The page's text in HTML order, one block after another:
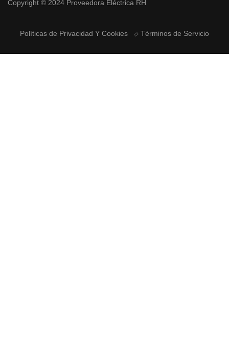
Copyright © 2024 Proveedora Eléctrica RH
Políticas de Privacidad Y Cookies Términos de Servicio